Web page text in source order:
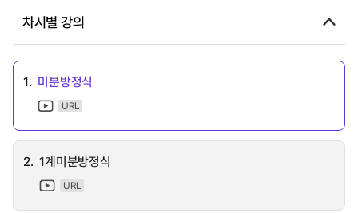
차시별 강의
1. 미분방정식
URL
2. 1계미분방정식
URL